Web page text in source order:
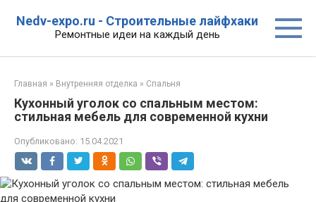
Nedv-expo.ru - Строительные лайфхаки
Ремонтные идеи на каждый день
Главная » Внутренняя отделка » Спальня
Кухонный уголок со спальным местом:
стильная мебель для современной кухни
Опубликовано: 15.04.2021